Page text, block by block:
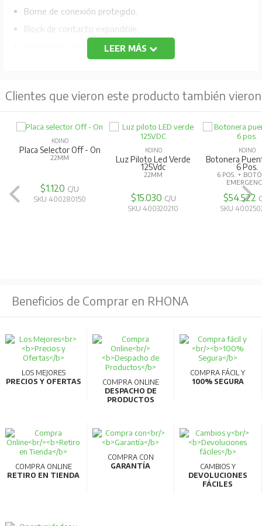
Borne de conexión protegido.
Block de contacto expandible.
Resistente a la temperatura y aceites.
LEER MÁS
Clientes que vieron este producto también vieron
KOINO
Placa Selector Off - On
22MM
$1.120 C/U
SKU 400280150
KOINO
Luz Piloto Led Verde
125Vdc
22MM
$15.030 C/U
SKU 400320210
KOINO
Botonera
6 Pos.
6 POS. +
$54.522
SKU
Beneficios de Comprar en RHONA
LOS MEJORES
PRECIOS Y OFERTAS
COMPRA ONLINE
DESPACHO DE
PRODUCTOS
COMPRA FÁCIL Y
100% SEGURA
COMPRA ONLINE
RETIRO EN TIENDA
COMPRA CON
GARANTÍA
CAMBIOS Y
DEVOLUCIONES
FÁCILES